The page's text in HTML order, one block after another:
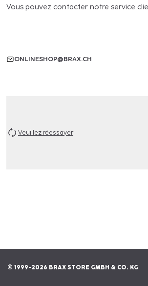
Vous pouvez contacter notre service
ONLINESHOP@BRAX.CH
Veuillez réessayer
© 1999-2026 BRAX STORE GMBH & CO. KG